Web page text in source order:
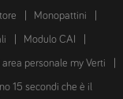
Monopattini
Modulo CAI
personale my Verti
15 secondi che è il